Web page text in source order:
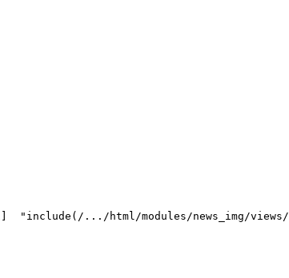
"include(/.../html/modules/